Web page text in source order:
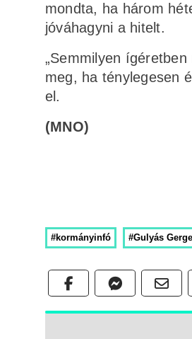
mondta, ha három
jóváhagyni a hitelt.
„Semmilyen
meg, ha ténylegesen
el.
(MNO)
#kormányinfó #Gulyás